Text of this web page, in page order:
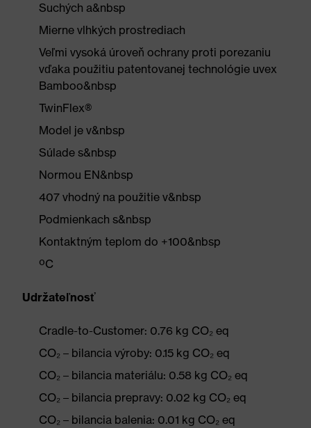
Suchých a&nbsp
Mierne vlhkých prostrediach
Veľmi vysoká úroveň ochrany proti porezaniu
vďaka použitiu patentovanej technológie uvex
Bamboo&nbsp
TwinFlex®
Model je v&nbsp
Súlade s&nbsp
Normou EN&nbsp
407 vhodný na použitie v&nbsp
Podmienkach s&nbsp
Kontaktným teplom do +100&nbsp
ºC
Udržateľnosť
Cradle-to-Customer: 0.76 kg CO₂ eq
CO₂ – bilancia výroby: 0.15 kg CO₂ eq
CO₂ – bilancia materiálu: 0.58 kg CO₂ eq
CO₂ – bilancia prepravy: 0.02 kg CO₂ eq
CO₂ – bilancia balenia: 0.01 kg CO₂ eq